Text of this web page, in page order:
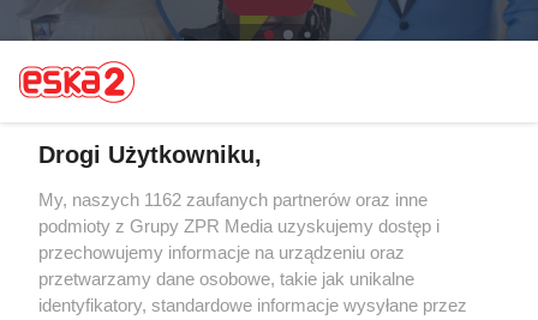
Drogi Użytkowniku,
My, naszych 1162 zaufanych partnerów oraz inne
podmioty z Grupy ZPR Media uzyskujemy dostęp i
przechowujemy informacje na urządzeniu oraz
przetwarzamy dane osobowe, takie jak unikalne
identyfikatory, standardowe informacje wysyłane przez